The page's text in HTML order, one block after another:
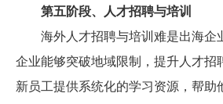
第五阶段、人才招聘与培训
海外人才招聘与培训难是出海企
企业能够突破地域限制，提升人才
新员工提供系统化的学习资源，帮